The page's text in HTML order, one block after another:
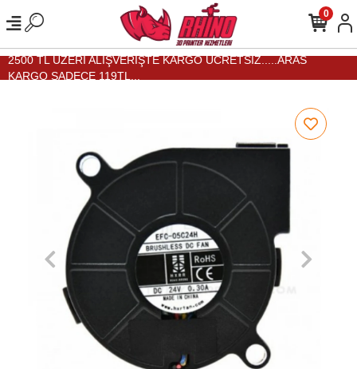
2500 TL ÜZERİ ALIŞVERİŞTE KARGO ÜCRETSİZ.....ARAS
KARGO SADECE 119TL...
0